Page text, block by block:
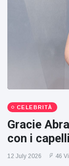
CELEBRITÀ
Gracie
con i
12 July 2026 46